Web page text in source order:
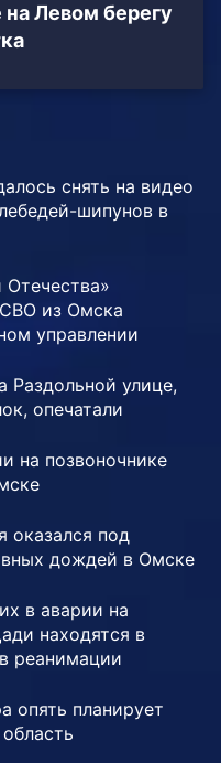
Левом берегу
снять на видео
шипунов в
из Омска
управлении
улице,
опечатали
на позвоночнике
оказался под
дождей в Омске
в аварии на
находятся в
реанимации
опять планирует